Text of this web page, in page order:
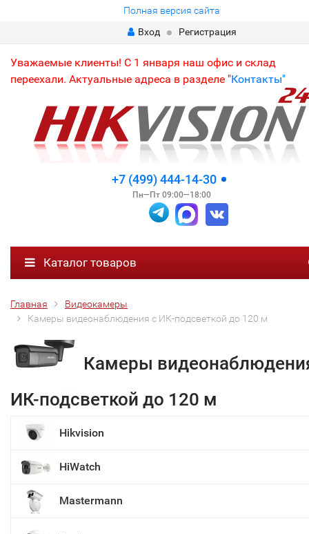
Полная версия сайта
Вход
Регистрация
Уважаемые клиенты! С 1 января наш офис и склад
переехали. Актуальные адреса в разделе "Контакты"
+7 (499) 444-14-30
Пн—Пт 09:00—18:00
Каталог товаров
Главная
Видеокамеры
Камеры видеонаблюдения с ИК-подсветкой до 120 м
Камеры
ИК-подсветкой до 120 м
Hikvision
HiWatch
Mastermann